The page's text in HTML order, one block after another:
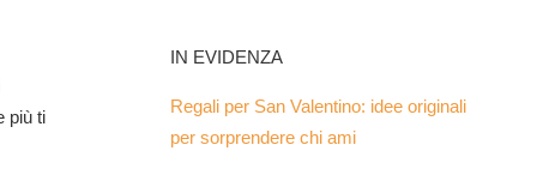
più ti
IN EVIDENZA
Regali per San Valentino: idee originali
per sorprendere chi ami